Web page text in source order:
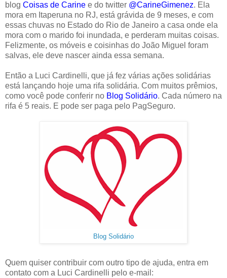
blog Coisas de Carine e do twitter @CarineGimenez. Ela
mora em Itaperuna no RJ, está grávida de 9 meses, e com
essas chuvas no Estado do Rio de Janeiro a casa onde ela
mora com o marido foi inundada, e perderam muitas coisas.
Felizmente, os móveis e coisinhas do João Miguel foram
salvas, ele deve nascer ainda essa semana.
Então a Luci Cardinelli, que já fez várias ações solidárias
está lançando hoje uma rifa solidária. Com muitos prêmios,
como você pode conferir no Blog Solidário. Cada número na
rifa é 5 reais. E pode ser paga pelo PagSeguro.
Blog Solidário
Quem quiser contribuir com outro tipo de ajuda, entra em
contato com a Luci Cardinelli pelo e-mail: